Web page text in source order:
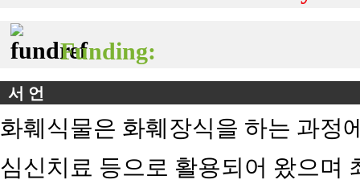
Funding:
서 언
화훼식물은 화훼장식을 하는 과정
심신치료 등으로 활용되어 왔으며